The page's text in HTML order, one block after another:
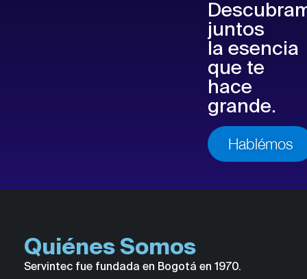
juntos
la esencia
que te
hace
grande.
Hablémos
Quiénes Somos
Servintec fue fundada en Bogotá en 1970.